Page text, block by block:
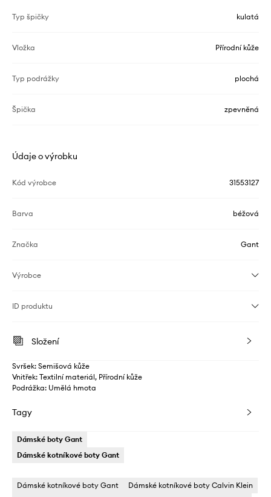
Typ špičky kulatá
Vložka Přírodní kůže
Typ podrážky plochá
Špička zpevněná
Údaje o výrobku
Kód výrobce 31553127
Barva béžová
Značka Gant
Výrobce
ID produktu
Složení
Svršek: Semišová kůže
Vnitřek: Textilní materiál, Přírodní kůže
Podrážka: Umělá hmota
Tagy
Dámské boty Gant
Dámské kotníkové boty Gant
Dámské kotníkové boty Gant
Dámské kotníkové boty Calvin Klein